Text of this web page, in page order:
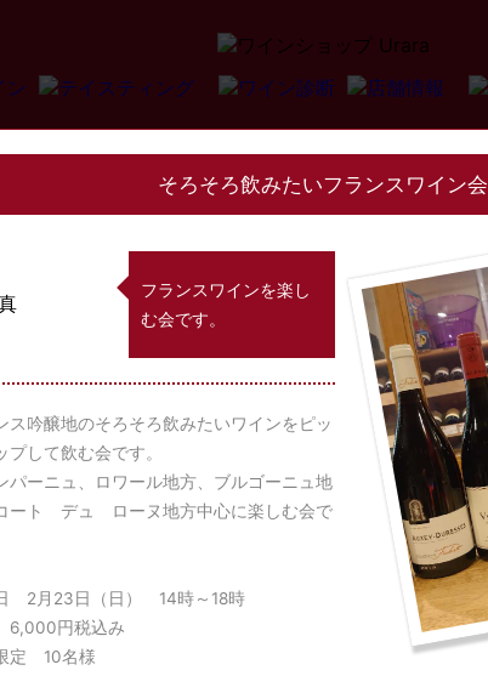
そろそろ飲みたいフランスワイン会
フランスワインを楽し
む会です。
ス吟醸地のそろそろ飲みたいワインをピッ
プして飲む会です。
パーニュ、ロワール地方、ブルゴーニュ地
ート デュ ローヌ地方中心に楽しむ会で
2月23日（日） 14時～18時
円税込み
定 10名様